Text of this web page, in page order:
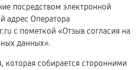
посредством электронной
адрес Оператора
с пометкой «Отзыв согласия на
данных».
которая собирается сторонними